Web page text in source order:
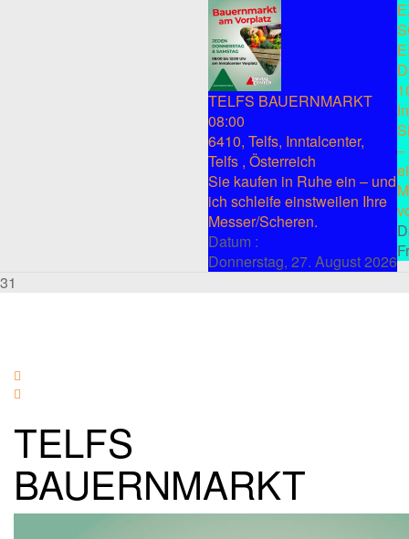
TELFS BAUERNMARKT
08:00
6410, Telfs, Inntalcenter,
Telfs , Österreich
Sie kaufen in Ruhe ein – und
ich schleife einstweilen Ihre
Messer/Scheren.
Datum :
Donnerstag, 27. August 2026
–
31
TELFS
BAUERNMARKT